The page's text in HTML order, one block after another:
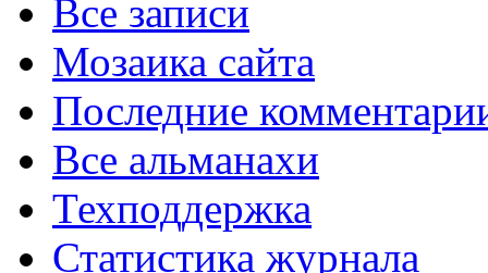
Все записи
Мозаика сайта
Последние
Все альманахи
Техподдержка
Статистика журнала